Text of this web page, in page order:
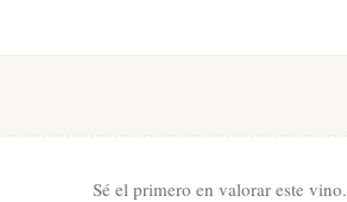
Sé el primero en valorar este vino.